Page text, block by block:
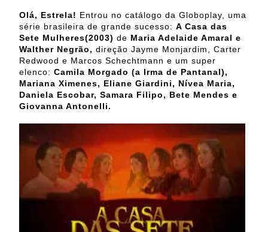
Olá, Estrela! Entrou no catálogo da Globoplay, uma
série brasileira de grande sucesso: A Casa das
Sete Mulheres(2003) de Maria Adelaide Amaral e
Walther Negrão, direção Jayme Monjardim, Carter
Redwood e Marcos Schechtmann e um super
elenco: Camila Morgado (a Irma de Pantanal),
Mariana Ximenes, Eliane Giardini, Nívea Maria,
Daniela Escobar, Samara Filipo, Bete Mendes e
Giovanna Antonelli.